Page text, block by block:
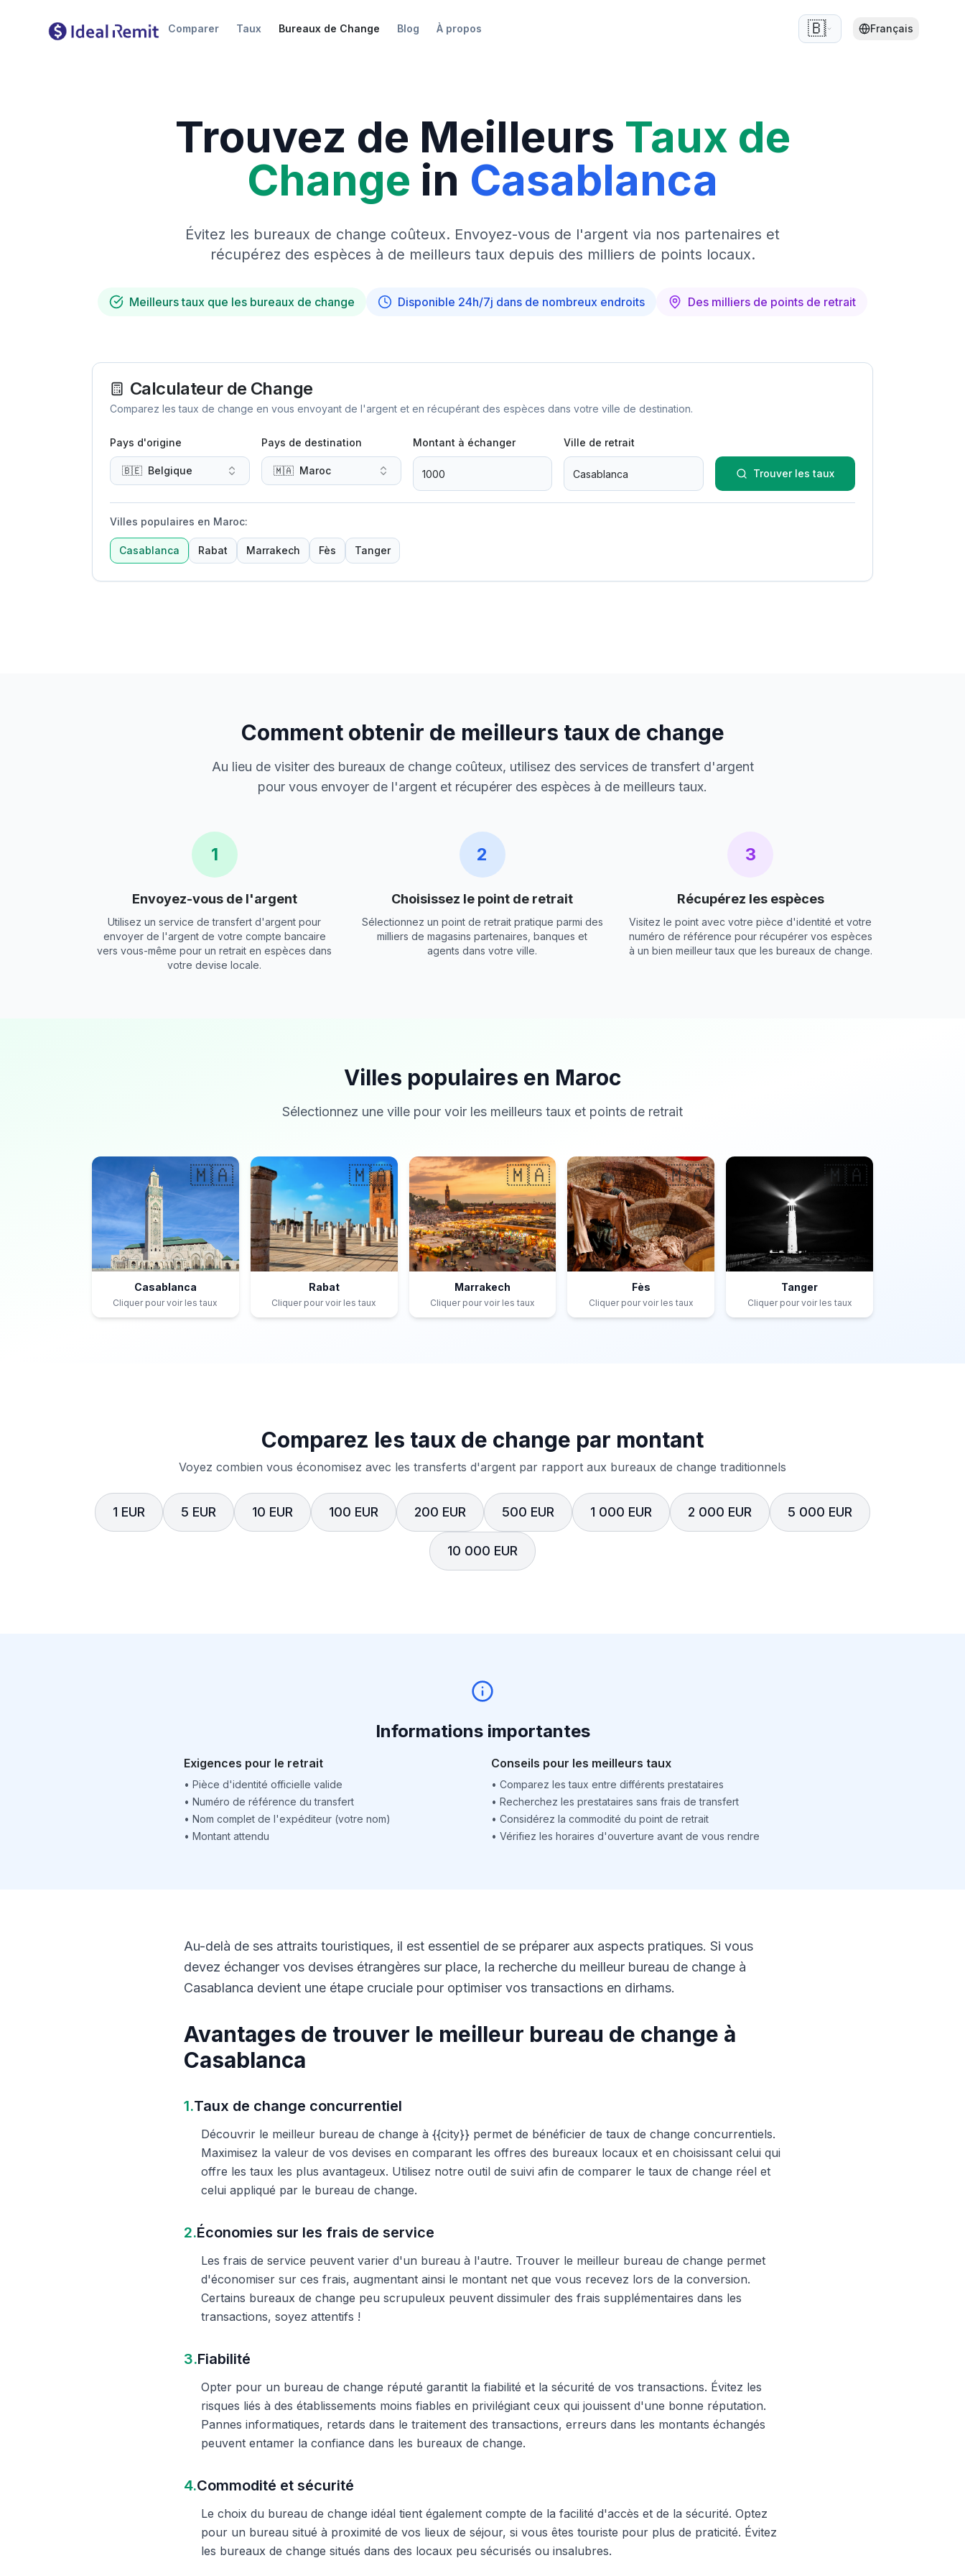
Comparer Taux Bureaux de Change Blog À propos 🇧🇪 Français
Trouvez de Meilleurs Taux de
Change in Casablanca
Évitez les bureaux de change coûteux. Envoyez-vous de l'argent via nos partenaires et
récupérez des espèces à de meilleurs taux depuis des milliers de points locaux.
Meilleurs taux que les bureaux de change Disponible 24h/7j dans de nombreux endroits Des milliers de points de retrait
Calculateur de Change
Comparez les taux de change en vous envoyant de l'argent et en récupérant des espèces dans votre ville de destination.
Pays d'origine
🇧🇪 Belgique
Pays de destination
🇲🇦 Maroc
Montant à échanger Ville de retrait
Trouver les taux
Villes populaires en Maroc:
Casablanca Rabat Marrakech Fès Tanger
Comment obtenir de meilleurs taux de change
Au lieu de visiter des bureaux de change coûteux, utilisez des services de transfert d'argent
pour vous envoyer de l'argent et récupérer des espèces à de meilleurs taux.
1
Envoyez-vous de l'argent
Utilisez un service de transfert d'argent pour
envoyer de l'argent de votre compte bancaire
vers vous-même pour un retrait en espèces dans
votre devise locale.
2
Choisissez le point de retrait
Sélectionnez un point de retrait pratique parmi des
milliers de magasins partenaires, banques et
agents dans votre ville.
3
Récupérez les espèces
Visitez le point avec votre pièce d'identité et votre
numéro de référence pour récupérer vos espèces
à un bien meilleur taux que les bureaux de change.
Villes populaires en Maroc
Sélectionnez une ville pour voir les meilleurs taux et points de retrait
🇲🇦
Casablanca
Cliquer pour voir les taux
🇲🇦
Rabat
Cliquer pour voir les taux
🇲🇦
Marrakech
Cliquer pour voir les taux
🇲🇦
Fès
Cliquer pour voir les taux
🇲🇦
Tanger
Cliquer pour voir les taux
Comparez les taux de change par montant
Voyez combien vous économisez avec les transferts d'argent par rapport aux bureaux de change traditionnels
1 EUR 5 EUR 10 EUR 100 EUR 200 EUR 500 EUR 1 000 EUR 2 000 EUR 5 000 EUR
10 000 EUR
Informations importantes
Exigences pour le retrait
• Pièce d'identité officielle valide
• Numéro de référence du transfert
• Nom complet de l'expéditeur (votre nom)
• Montant attendu
Conseils pour les meilleurs taux
• Comparez les taux entre différents prestataires
• Recherchez les prestataires sans frais de transfert
• Considérez la commodité du point de retrait
• Vérifiez les horaires d'ouverture avant de vous rendre
Au-delà de ses attraits touristiques, il est essentiel de se préparer aux aspects pratiques. Si vous
devez échanger vos devises étrangères sur place, la recherche du meilleur bureau de change à
Casablanca devient une étape cruciale pour optimiser vos transactions en dirhams.
Avantages de trouver le meilleur bureau de change à
Casablanca
1.Taux de change concurrentiel
Découvrir le meilleur bureau de change à {{city}} permet de bénéficier de taux de change concurrentiels.
Maximisez la valeur de vos devises en comparant les offres des bureaux locaux et en choisissant celui qui
offre les taux les plus avantageux. Utilisez notre outil de suivi afin de comparer le taux de change réel et
celui appliqué par le bureau de change.
2.Économies sur les frais de service
Les frais de service peuvent varier d'un bureau à l'autre. Trouver le meilleur bureau de change permet
d'économiser sur ces frais, augmentant ainsi le montant net que vous recevez lors de la conversion.
Certains bureaux de change peu scrupuleux peuvent dissimuler des frais supplémentaires dans les
transactions, soyez attentifs !
3.Fiabilité
Opter pour un bureau de change réputé garantit la fiabilité et la sécurité de vos transactions. Évitez les
risques liés à des établissements moins fiables en privilégiant ceux qui jouissent d'une bonne réputation.
Pannes informatiques, retards dans le traitement des transactions, erreurs dans les montants échangés
peuvent entamer la confiance dans les bureaux de change.
4.Commodité et sécurité
Le choix du bureau de change idéal tient également compte de la facilité d'accès et de la sécurité. Optez
pour un bureau situé à proximité de vos lieux de séjour, si vous êtes touriste pour plus de praticité. Évitez
les bureaux de change situés dans des locaux peu sécurisés ou insalubres.